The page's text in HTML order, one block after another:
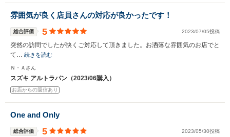
雰囲気が良く店員さんの対応が良かったです！
総合評価 5 2023/07/05投稿
突然の訪問でしたが快くご対応して頂きました。お洒落な雰囲気のお店でと
て… 続きを読む
Ｎ・Ａさん
スズキ アルトラパン（2023/06購入）
お店からの返信あり
One and Only
総合評価 5 2023/05/30投稿